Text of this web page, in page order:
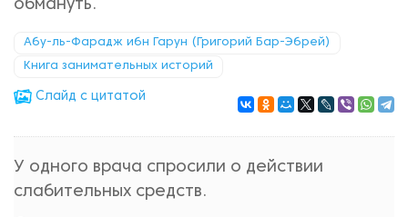
обмануть.
Абу-ль-Фарадж ибн Гарун (Григорий Бар-Эбрей)
Книга занимательных историй
Cлайд с цитатой
У одного врача спросили о действии
слабительных средств.